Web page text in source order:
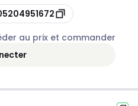
au prix et commander